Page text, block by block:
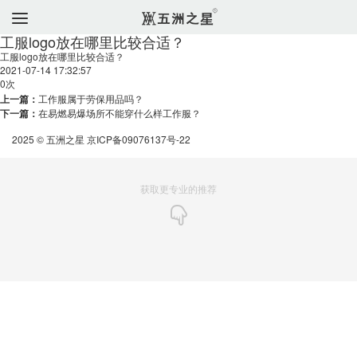
工服logo放在哪里比较合适？
工服logo放在哪里比较合适？
2021-07-14 17:32:57
0次
上一篇： 工作服属于劳保用品吗？
下一篇： 在易燃易爆场所不能穿什么样工作服？
2025 © 五洲之星 京ICP备09076137号-22
获取更专业的推荐